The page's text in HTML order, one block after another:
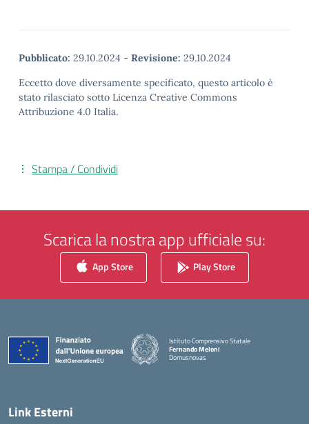
Pubblicato: 29.10.2024 - Revisione: 29.10.2024
Eccetto dove diversamente specificato, questo articolo è
stato rilasciato sotto Licenza Creative Commons
Attribuzione 4.0 Italia.
Stampa / Condividi
Scarica la nostra app ufficiale su:
App Store Play Store
Istituto Comprensivo Statale
Fernando Meloni
Domusnovas
Link Esterni